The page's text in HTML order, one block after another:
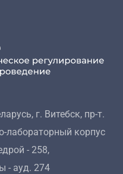
г. Витебск, пр-т.
лабораторный корпус
- 258,
- ауд. 274